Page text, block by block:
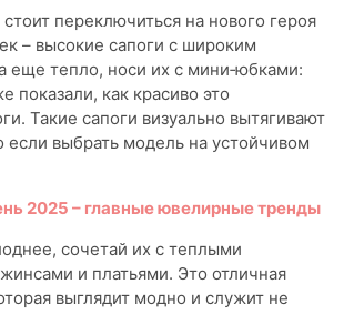
переключиться на нового героя
– высокие сапоги с широким
еще тепло, носи их с мини‑юбками:
показали, как красиво это
Такие сапоги визуально вытягивают
если выбрать модель на устойчивом
2025 – главные ювелирные тренды
сочетай их с теплыми
и платьями. Это отличная
выглядит модно и служит не